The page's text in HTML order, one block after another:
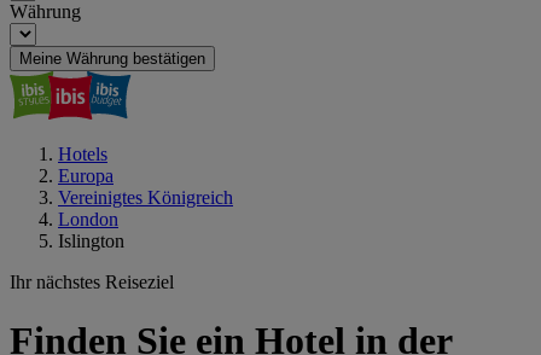
Währung
Meine Währung bestätigen
Hotels
Europa
Vereinigtes Königreich
London
Islington
Ihr nächstes Reiseziel
Finden Sie ein Hotel in der